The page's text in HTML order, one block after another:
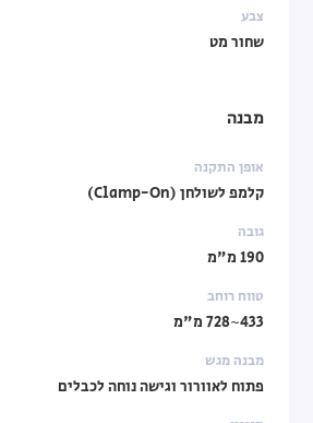
צבע
שחור מט
מבנה
אופן התקנה
קלמפ לשולחן (Clamp-On)
גובה
190 מ"מ
טווח רוחב
433~728 מ"מ
מבנה מגש
פתוח לאוורור וגישה נוחה לכבלים